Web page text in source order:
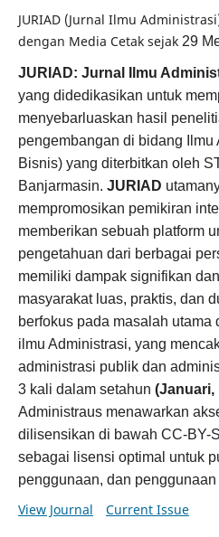
JURIAD (Jurnal Ilmu
dengan Media Cetak sejak 29
JURIAD: Jurnal Ilmu
yang didedikasikan untuk
menyebarluaskan hasil
pengembangan di bidang Ilmu
Bisnis) yang diterbitkan oleh
Banjarmasin. JURIAD
mempromosikan pemikiran
memberikan sebuah platform
pengetahuan dari berbagai
memiliki dampak signifikan
masyarakat luas, praktis, dan
berfokus pada masalah utama
ilmu Administrasi, yang
administrasi publik dan
3 kali dalam setahun (Januari,
Administraus menawarkan
dilisensikan di bawah CC-BY-
sebagai lisensi optimal untuk
penggunaan, dan
View Journal Current Issue